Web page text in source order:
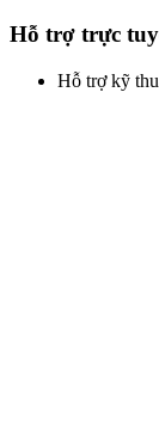
Hỗ trợ trực
Hỗ trợ kỹ